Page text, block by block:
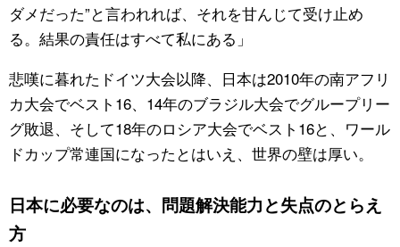
ダメだった”と言われれば、それを甘んじて受け止め
る。結果の責任はすべて私にある」
悲嘆に暮れたドイツ大会以降、日本は2010年の南アフリ
カ大会でベスト16、14年のブラジル大会でグループリー
グ敗退、そして18年のロシア大会でベスト16と、ワール
ドカップ常連国になったとはいえ、世界の壁は厚い。
日本に必要なのは、問題解決能力と失点のとらえ
方